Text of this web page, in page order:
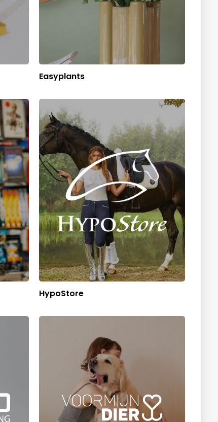
Easyplants
HypoStore